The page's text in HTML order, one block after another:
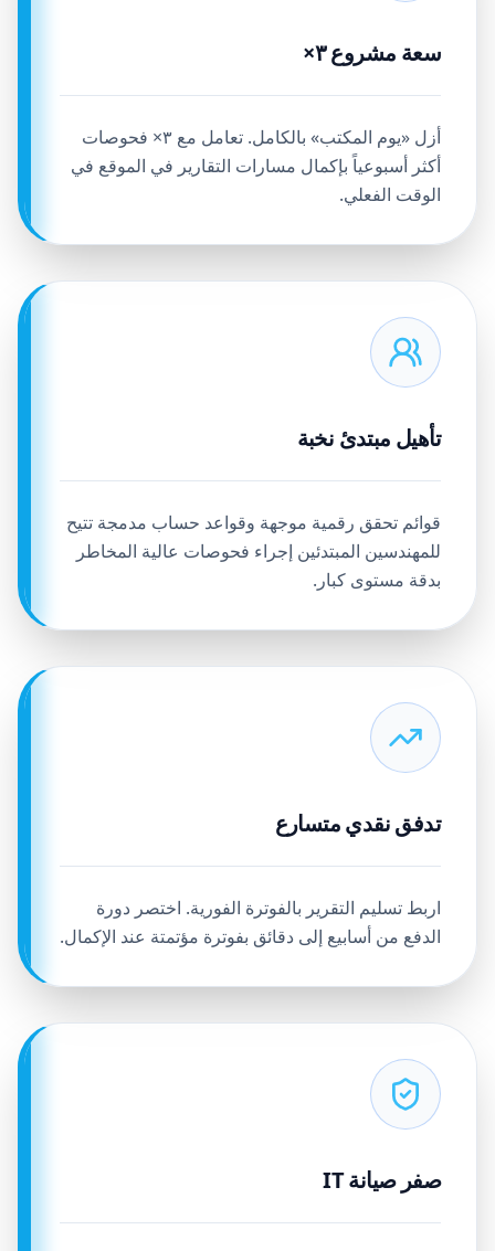
سعة مشروع ٣×
أزل «يوم المكتب» بالكامل. تعامل مع ٣× فحوصات
أكثر أسبوعياً بإكمال مسارات التقارير في الموقع في
الوقت الفعلي.
تأهيل مبتدئ نخبة
قوائم تحقق رقمية موجهة وقواعد حساب مدمجة تتيح
للمهندسين المبتدئين إجراء فحوصات عالية المخاطر
بدقة مستوى كبار.
تدفق نقدي متسارع
اربط تسليم التقرير بالفوترة الفورية. اختصر دورة
الدفع من أسابيع إلى دقائق بفوترة مؤتمتة عند الإكمال.
صفر صيانة IT